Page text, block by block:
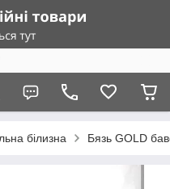
білизна Бязь GOLD